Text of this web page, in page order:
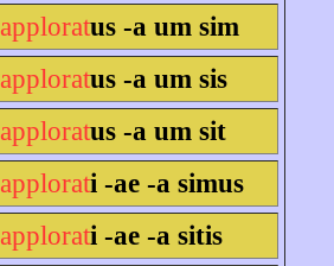
apploratus -a um sim
apploratus -a um sis
apploratus -a um sit
applorati -ae -a simus
applorati -ae -a sitis